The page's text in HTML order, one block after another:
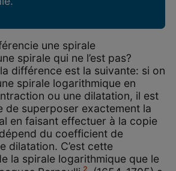
une spirale
spirale qui ne l’est pas?
différence est la suivante: si on
spirale logarithmique en
ou une dilatation, il est
de superposer exactement la
en faisant effectuer à la copie
du coefficient de
dilatation. C’est cette
la spirale logarithmique que le
2